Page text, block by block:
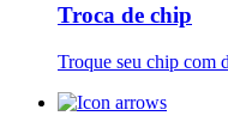
Troca de chip
Troque seu chip com
São Paulo